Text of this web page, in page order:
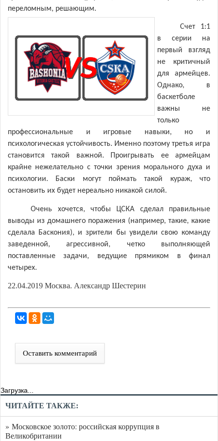
переломным, решающим.
Счет 1:1
в серии на
первый взгляд
не критичный
для армейцев.
Однако, в
баскетболе
важны не
только
профессиональные и игровые навыки, но и
психологическая устойчивость. Именно поэтому третья игра
становится такой важной. Проигрывать ее армейцам
крайне нежелательно с точки зрения морального духа и
психологии. Баски могут поймать такой кураж, что
остановить их будет нереально никакой силой.
Очень хочется, чтобы ЦСКА сделал правильные
выводы из домашнего поражения (например, такие, какие
сделала Баскония), и зрители бы увидели свою команду
заведенной, агрессивной, четко выполняющей
поставленные задачи, ведущие прямиком в финал
четырех.
22.04.2019 Москва. Александр Шестерин
Оставить комментарий
Загрузка...
ЧИТАЙТЕ ТАКЖЕ:
» Московское золото: российская коррупция в
Великобритании